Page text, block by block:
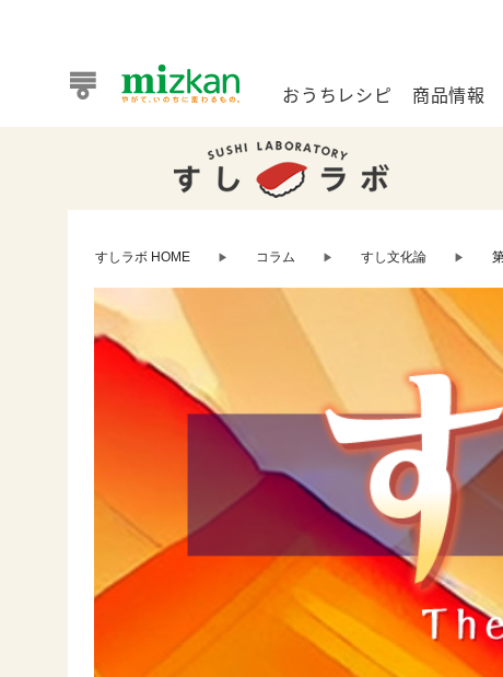
おうちレシピ
おうちレシピ
また食べたいが見つかる。ミツカンからのおすすめレシピをご
おうちレシピ トップ
商品情報
商品情報 トップ
企業情報 トップ
お客様相談センター トップ
ミツカン公式通販
すしラボ HOME ▶ コラム ▶ すし文化論 ▶